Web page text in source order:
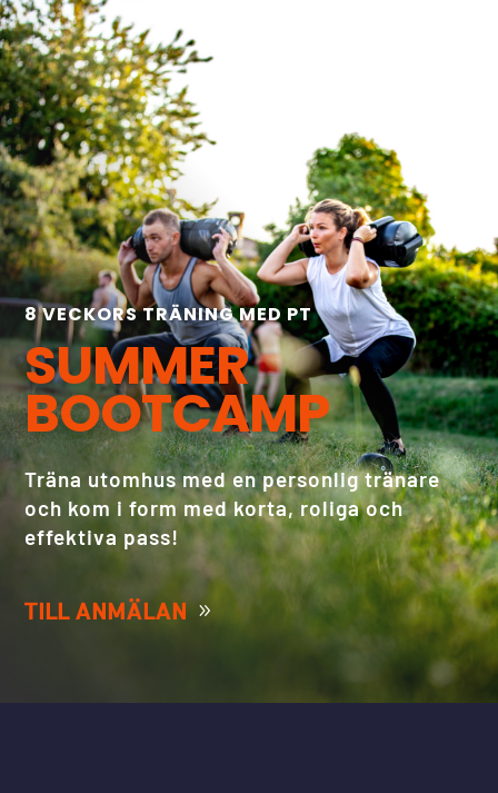
8 VECKORS TRÄNING MED PT
SUMMER
BOOTCAMP
Träna utomhus med en personlig tränare
och kom i form med korta, roliga och
effektiva pass!
TILL ANMÄLAN